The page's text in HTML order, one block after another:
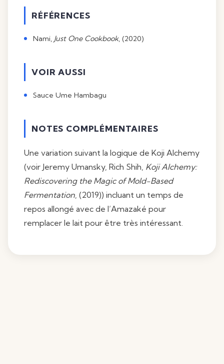
RÉFÉRENCES
Nami, Just One Cookbook, (2020)
VOIR AUSSI
Sauce Ume Hambagu
NOTES COMPLÉMENTAIRES
Une variation suivant la logique de Koji Alchemy
(voir Jeremy Umansky, Rich Shih, Koji Alchemy:
Rediscovering the Magic of Mold-Based
Fermentation, (2019)) incluant un temps de
repos allongé avec de l’Amazaké pour
remplacer le lait pour être très intéressant.